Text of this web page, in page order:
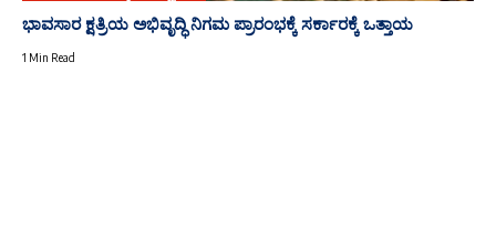
ಭಾವಸಾರ ಕ್ಷತ್ರಿಯ ಅಭಿವೃದ್ಧಿ ನಿಗಮ ಪ್ರಾರಂಭಕ್ಕೆ ಸರ್ಕಾರಕ್ಕೆ ಒತ್ತಾಯ
1 Min Read